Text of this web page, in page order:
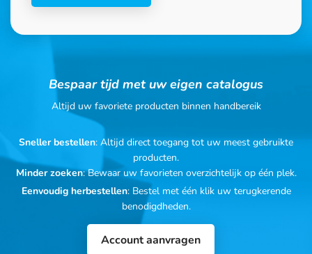
Bespaar tijd met uw eigen catalogus
Altijd uw favoriete producten binnen handbereik
Sneller bestellen: Altijd direct toegang tot uw meest gebruikte
producten.
Minder zoeken: Bewaar uw favorieten overzichtelijk op één plek.
Eenvoudig herbestellen: Bestel met één klik uw terugkerende
benodigdheden.
Account aanvragen